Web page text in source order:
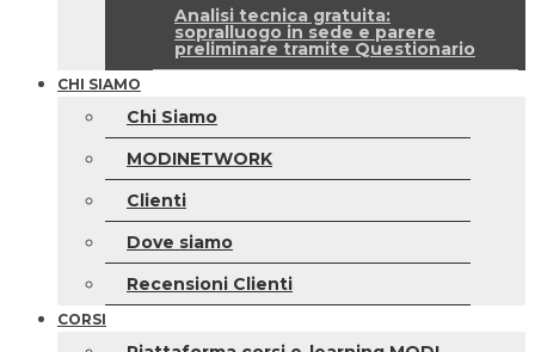
Analisi tecnica gratuita:
sopralluogo in sede e parere
preliminare tramite Questionario
CHI SIAMO
Chi Siamo
MODINETWORK
Clienti
Dove siamo
Recensioni Clienti
CORSI